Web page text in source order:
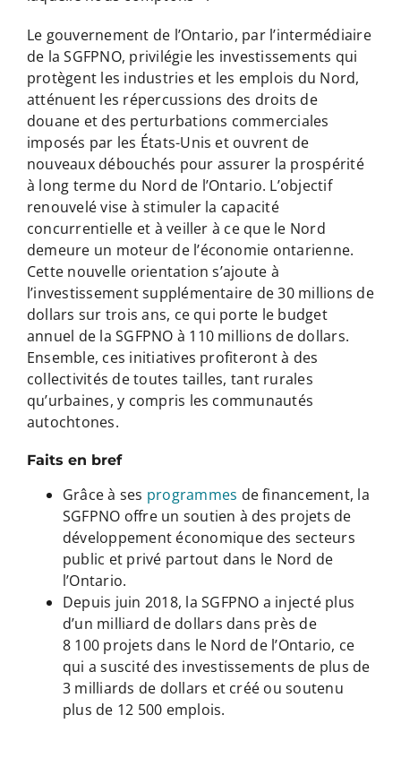
Le gouvernement de l’Ontario, par l’intermédiaire
de la SGFPNO, privilégie les investissements qui
protègent les industries et les emplois du Nord,
atténuent les répercussions des droits de
douane et des perturbations commerciales
imposés par les États-Unis et ouvrent de
nouveaux débouchés pour assurer la prospérité
à long terme du Nord de l’Ontario. L’objectif
renouvelé vise à stimuler la capacité
concurrentielle et à veiller à ce que le Nord
demeure un moteur de l’économie ontarienne.
Cette nouvelle orientation s’ajoute à
l’investissement supplémentaire de 30 millions de
dollars sur trois ans, ce qui porte le budget
annuel de la SGFPNO à 110 millions de dollars.
Ensemble, ces initiatives profiteront à des
collectivités de toutes tailles, tant rurales
qu’urbaines, y compris les communautés
autochtones.
Faits en bref
Grâce à ses programmes de financement, la
SGFPNO offre un soutien à des projets de
développement économique des secteurs
public et privé partout dans le Nord de
l’Ontario.
Depuis juin 2018, la SGFPNO a injecté plus
d’un milliard de dollars dans près de
8 100 projets dans le Nord de l’Ontario, ce
qui a suscité des investissements de plus de
3 milliards de dollars et créé ou soutenu
plus de 12 500 emplois.